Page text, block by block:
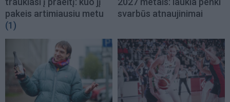
pakeis artimiausiu metu
(1)
svarbūs atnaujinimai